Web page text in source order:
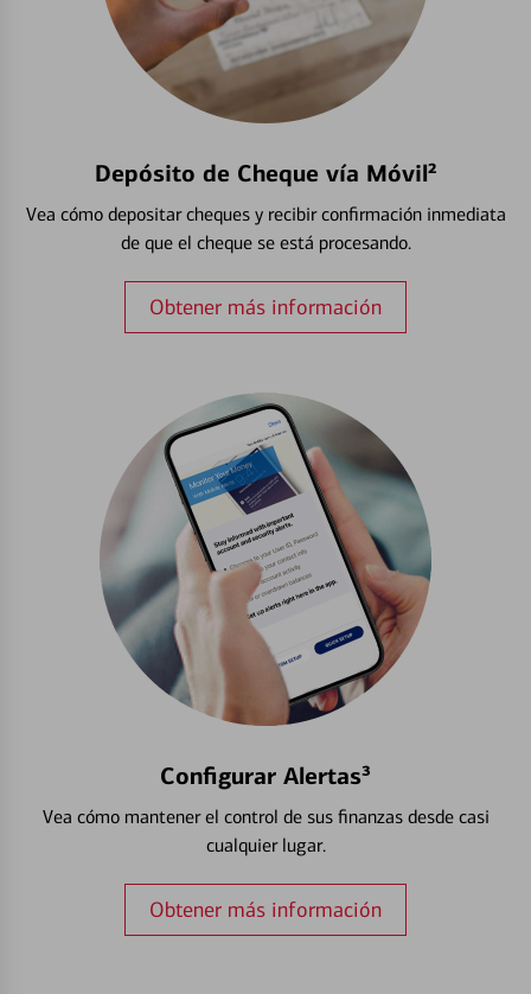
Depósito de Cheque vía Móvil²
Vea cómo depositar cheques y recibir confirmación inmediata
de que el cheque se está procesando.
Obtener más información
Configurar Alertas³
Vea cómo mantener el control de sus finanzas desde casi
cualquier lugar.
Obtener más información